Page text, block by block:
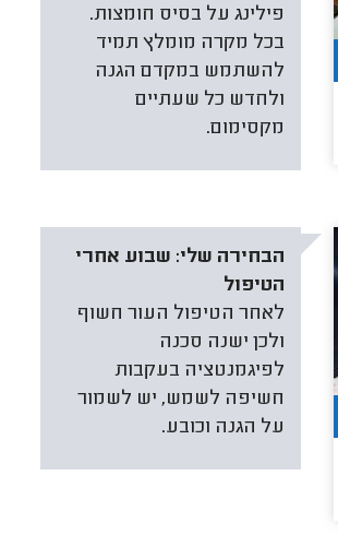
פילינג על בסיס חומצות.
בכל מקרה מומלץ תמיד
להשתמש במקדם הגנה
ולחדש כל שעתיים
מקסימום.
הבחירה שלי: שבוע אחרי
הטיפול
לאחר הטיפול העור חשוף
ולכן ישנה סכנה
לפיגמנטציה בעקבות
חשיפה לשמש, יש לשמור
על הגנה וכובע.